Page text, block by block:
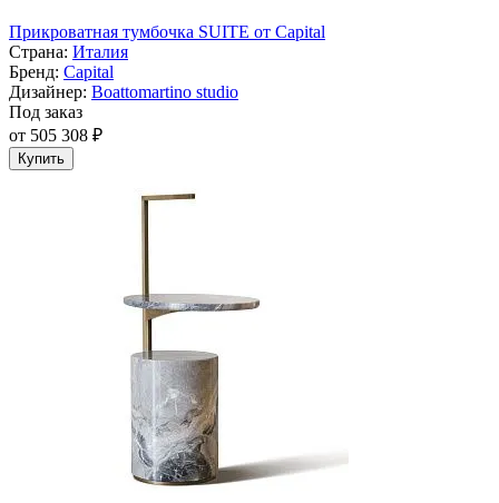
Прикроватная тумбочка SUITE от Capital
Страна: Италия
Бренд: Capital
Дизайнер: Boattomartino studio
Под заказ
от 505 308 ₽
Купить